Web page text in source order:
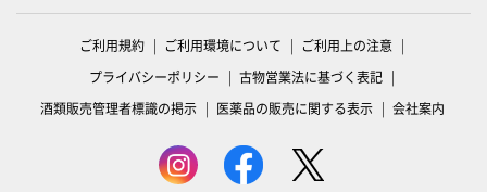
ご利用規約 ご利用環境について
ご利用上の注意
プライバシーポリシー
古物営業法に基づく表記
酒類販売管理者標識の掲示
医薬品の販売に関する表示 会社案内